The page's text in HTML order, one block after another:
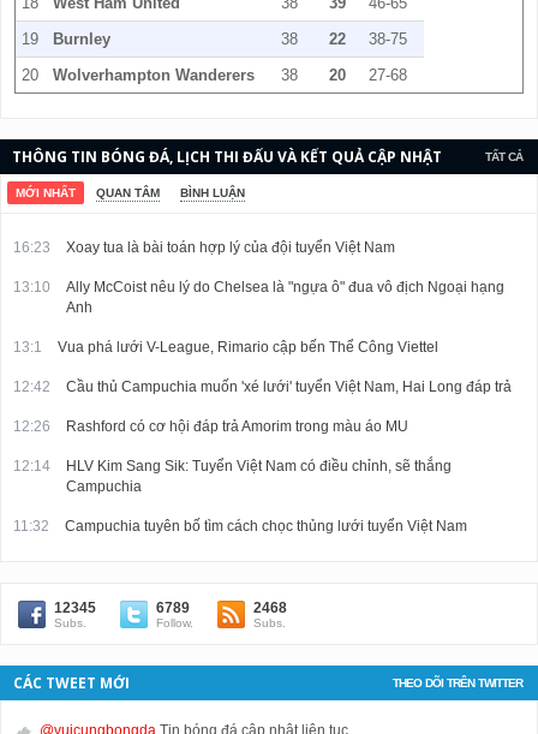
19
Burnley 38 22
38-75
20
Wolverhampton Wanderers 38 20 27-68
TẤT CẢ
THÔNG TIN BÓNG ĐÁ, LỊCH THI ĐẤU VÀ KẾT QUẢ CẬP NHẬT
LIÊN TỤC.
MỚI NHẤT QUAN TÂM BÌNH LUẬN
16:23 Xoay tua là bài toán hợp lý của đội tuyển Việt Nam
13:10
Ally McCoist nêu lý do Chelsea là "ngựa ô" đua vô địch Ngoại hạng
Anh
13:1 Vua phá lưới V-League, Rimario cập bến Thể Công Viettel
12:42 Cầu thủ Campuchia muốn 'xé lưới' tuyển Việt Nam, Hai Long đáp trả
12:26 Rashford có cơ hội đáp trả Amorim trong màu áo MU
12:14
HLV Kim Sang Sik: Tuyển Việt Nam có điều chỉnh, sẽ thắng
Campuchia
11:32 Campuchia tuyên bố tìm cách chọc thủng lưới tuyển Việt Nam
12345
Subs.
6789
Follow.
2468
Subs.
THEO DÕI TRÊN TWITTER
CÁC TWEET MỚI
@vuicungbongda Tin bóng đá cập nhật liên tục